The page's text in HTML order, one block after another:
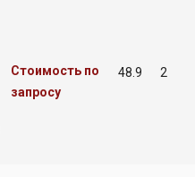
Стоимость по
запросу
48.9 2